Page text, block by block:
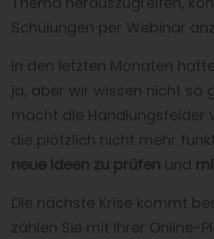
Schulungen per Webinar
In den letzten Monaten
ja, aber wir wissen nicht so
macht die Handlungsfelder
die plötzlich nicht mehr
neue Ideen zu prüfen und
Die nächste Krise kommt
zählen Sie mit Ihrer Online-